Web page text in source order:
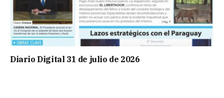
Diario Digital 31 de julio de 2026